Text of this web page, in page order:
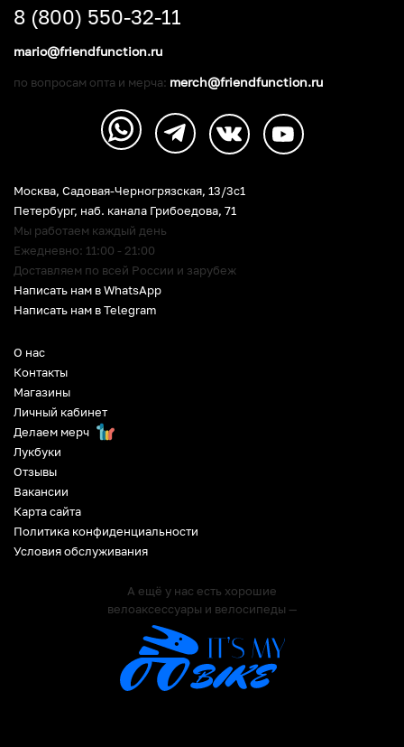
О нас
Контакты
Магазины
Личный кабинет
Делаем мерч
Лукбуки
Отзывы
Вакансии
Карта сайта
Политика конфиденциальности
Условия обслуживания
А ещё у нас есть хорошие
велоаксессуары и велосипеды —
Москва, Садовая-Черногрязская, 13/3c1
Петербург, наб. канала Грибоедова, 71
Мы работаем каждый день
Ежедневно: 11:00 - 21:00
Доставляем по всей России и зарубеж
Написать нам в WhatsApp
Написать нам в Telegram
8 (800) 550-32-11
mario@friendfunction.ru
по вопросам опта и мерча: merch@friendfunction.ru